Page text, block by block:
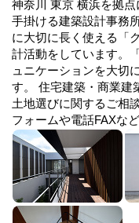
神奈川 東京 横浜を拠
手掛ける建築設計事務
に大切に長く使える「
計活動をしています。
ュニケーションを大切
す。 住宅建築・商業建
土地選びに関するご相
フォームや電話FAXな